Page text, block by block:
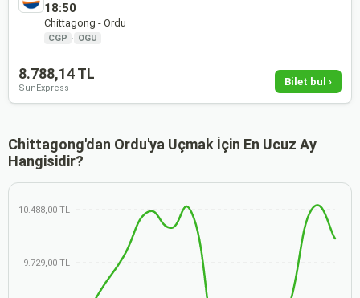
18:50
Chittagong - Ordu
CGP · OGU
8.788,14 TL
SunExpress
Bilet bul ›
Chittagong'dan Ordu'ya Uçmak İçin En Ucuz Ay
Hangisidir?
10.488,00 TL
9.729,00 TL